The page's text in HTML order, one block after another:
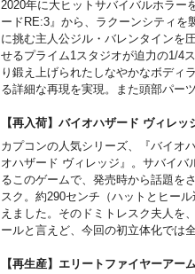
なセット内容になっています。
～ご注意事項～以下ご了承の上ご予
■発売時期につきましては予定とな
す。
■ご予約いただいた時点で、商品代
（内金確認をもってご予約受付とさ
■残りの商品代金につきましては入
■スマートフォンでご予約の場合は
■商品入荷のご案内後に通常どおり
■お客様都合による本商品の返品・
2020年に大ヒットサバイバルホラー
ードRE:3』から、ラクーンシティを
に挑む主人公ジル・バレンタインを
せるプライム1スタジオが迫力の1/4
り鍛え上げられたしなやかなボディ
る詳細な再現を実現。また頭部パー
オラマ風になっており、LED内蔵の
の域を超える仕上がりのゾンビが背
チューをぜひコレクションに。
～ご注意事項～以下ご了承の上ご予
■発売時期につきましては予定とな
す。
■ご予約いただいた時点で、商品代
（内金確認をもってご予約受付とさ
【再入荷】バイオハザード ヴィレ
カプコンの人気シリーズ、『バイオ
オハザード ヴィレッジ』。サバイ
るこのゲームで、発売時から話題を
スク。約290センチ（ハットとヒー
えました。そのドミトレスク夫人を
ールと言えど、今回の初立体化では
す。優雅な雰囲気を醸し出すハット
【再生産】エリートファイヤーア